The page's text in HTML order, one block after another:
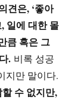
견은, ‘좋아
일에 대한 몰
큼 혹은 그
. 비록 성공
지만 말이다.
수 없지만,